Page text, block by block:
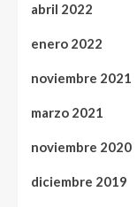
abril 2022
enero 2022
noviembre 2021
marzo 2021
noviembre 2020
diciembre 2019